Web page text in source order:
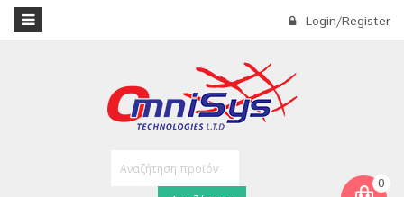
Login/Register
0